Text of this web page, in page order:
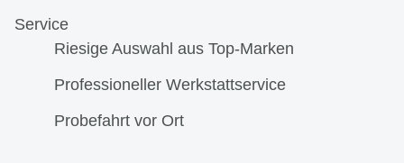
Service
Riesige Auswahl aus Top-Marken
Professioneller Werkstattservice
Probefahrt vor Ort